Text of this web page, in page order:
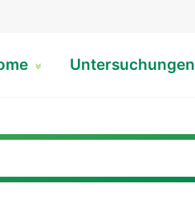
Untersuchungen